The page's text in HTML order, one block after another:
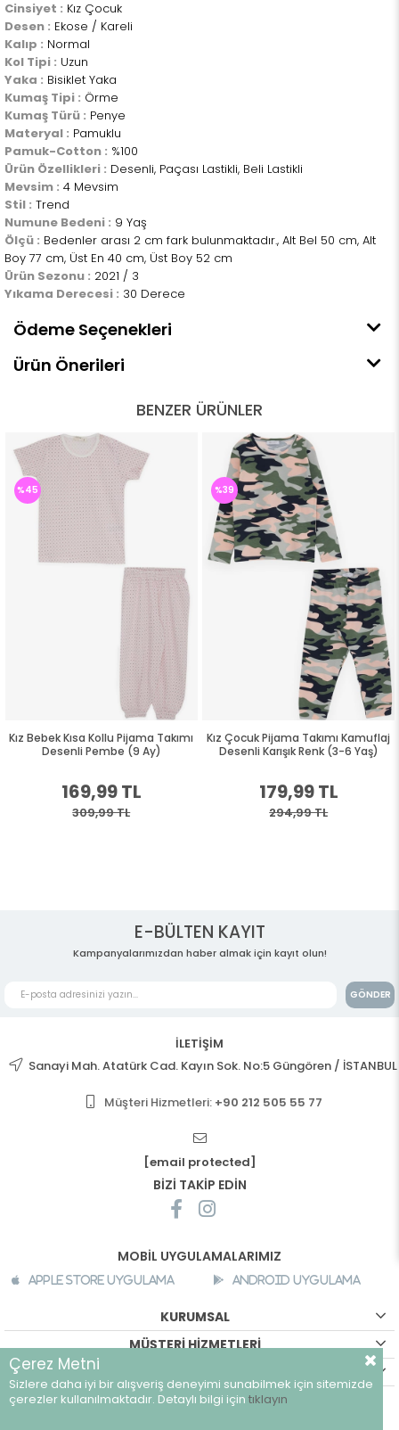
Cinsiyet : Kız Çocuk
Desen : Ekose / Kareli
Kalıp : Normal
Kol Tipi : Uzun
Yaka : Bisiklet Yaka
Kumaş Tipi : Örme
Kumaş Türü : Penye
Materyal : Pamuklu
Pamuk-Cotton : %100
Ürün Özellikleri : Desenli, Paçası Lastikli, Beli Lastikli
Mevsim : 4 Mevsim
Stil : Trend
Numune Bedeni : 9 Yaş
Ölçü : Bedenler arası 2 cm fark bulunmaktadır., Alt Bel 50 cm, Alt
Boy 77 cm, Üst En 40 cm, Üst Boy 52 cm
Ürün Sezonu : 2021 / 3
Yıkama Derecesi : 30 Derece
Ödeme Seçenekleri
Ürün Önerileri
BENZER ÜRÜNLER
Kız Bebek Kısa Kollu Pijama Takımı
Desenli Pembe (9 Ay)
169,99 TL
309,99 TL
%45
Kız Çocuk Pijama Takımı Kamuflaj
Desenli Karışık Renk (3-6 Yaş)
179,99 TL
294,99 TL
%39
E-BÜLTEN KAYIT
Kampanyalarımızdan haber almak için kayıt olun!
GÖNDER
İLETİŞİM
Sanayi Mah. Atatürk Cad. Kayın Sok. No:5 Güngören / İSTANBUL
Müşteri Hizmetleri: +90 212 505 55 77
[email protected]
BİZİ TAKİP EDİN
MOBİL UYGULAMALARIMIZ
Apple Store Uygulama Android Uygulama
KURUMSAL
MÜŞTERİ HİZMETLERİ
©breeze.com.tr - Tüm hakları saklıdır.
Çerez Metni
Sizlere daha iyi bir alışveriş deneyimi sunabilmek için sitemizde
çerezler kullanılmaktadır. Detaylı bilgi için tıklayın